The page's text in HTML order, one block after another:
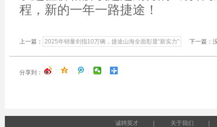
程，新的一年一路捷途！
上一篇： 2025年销量剑指10万辆，捷途山海全面彰显“新实力” 下一篇：
分享到：
诚聘英才 关于我们